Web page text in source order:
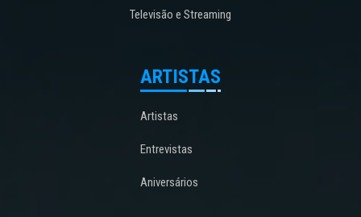
Televisão e Streaming
ARTISTAS
Artistas
Entrevistas
Aniversários